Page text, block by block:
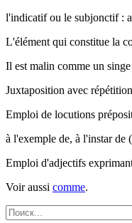
l'indicatif ou le subjonctif :
L'élément qui constitue la
Il est malin comme un
Juxtaposition avec
Emploi de locutions
à l'exemple de, à l'instar de
Emploi d'adjectifs
Voir aussi comme.